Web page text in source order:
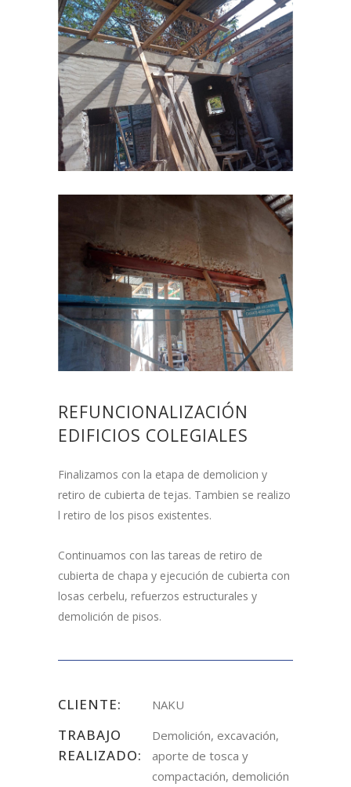
REFUNCIONALIZACIÓN
EDIFICIOS COLEGIALES
Finalizamos con la etapa de demolicion y
retiro de cubierta de tejas. Tambien se realizo
l retiro de los pisos existentes.
Continuamos con las tareas de retiro de
cubierta de chapa y ejecución de cubierta con
losas cerbelu, refuerzos estructurales y
demolición de pisos.
CLIENTE: NAKU
TRABAJO
REALIZADO:
Demolición, excavación,
aporte de tosca y
compactación, demolición